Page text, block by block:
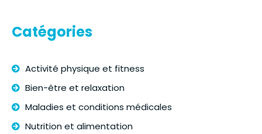
Catégories
Activité physique et fitness
Bien-être et relaxation
Maladies et conditions médicales
Nutrition et alimentation